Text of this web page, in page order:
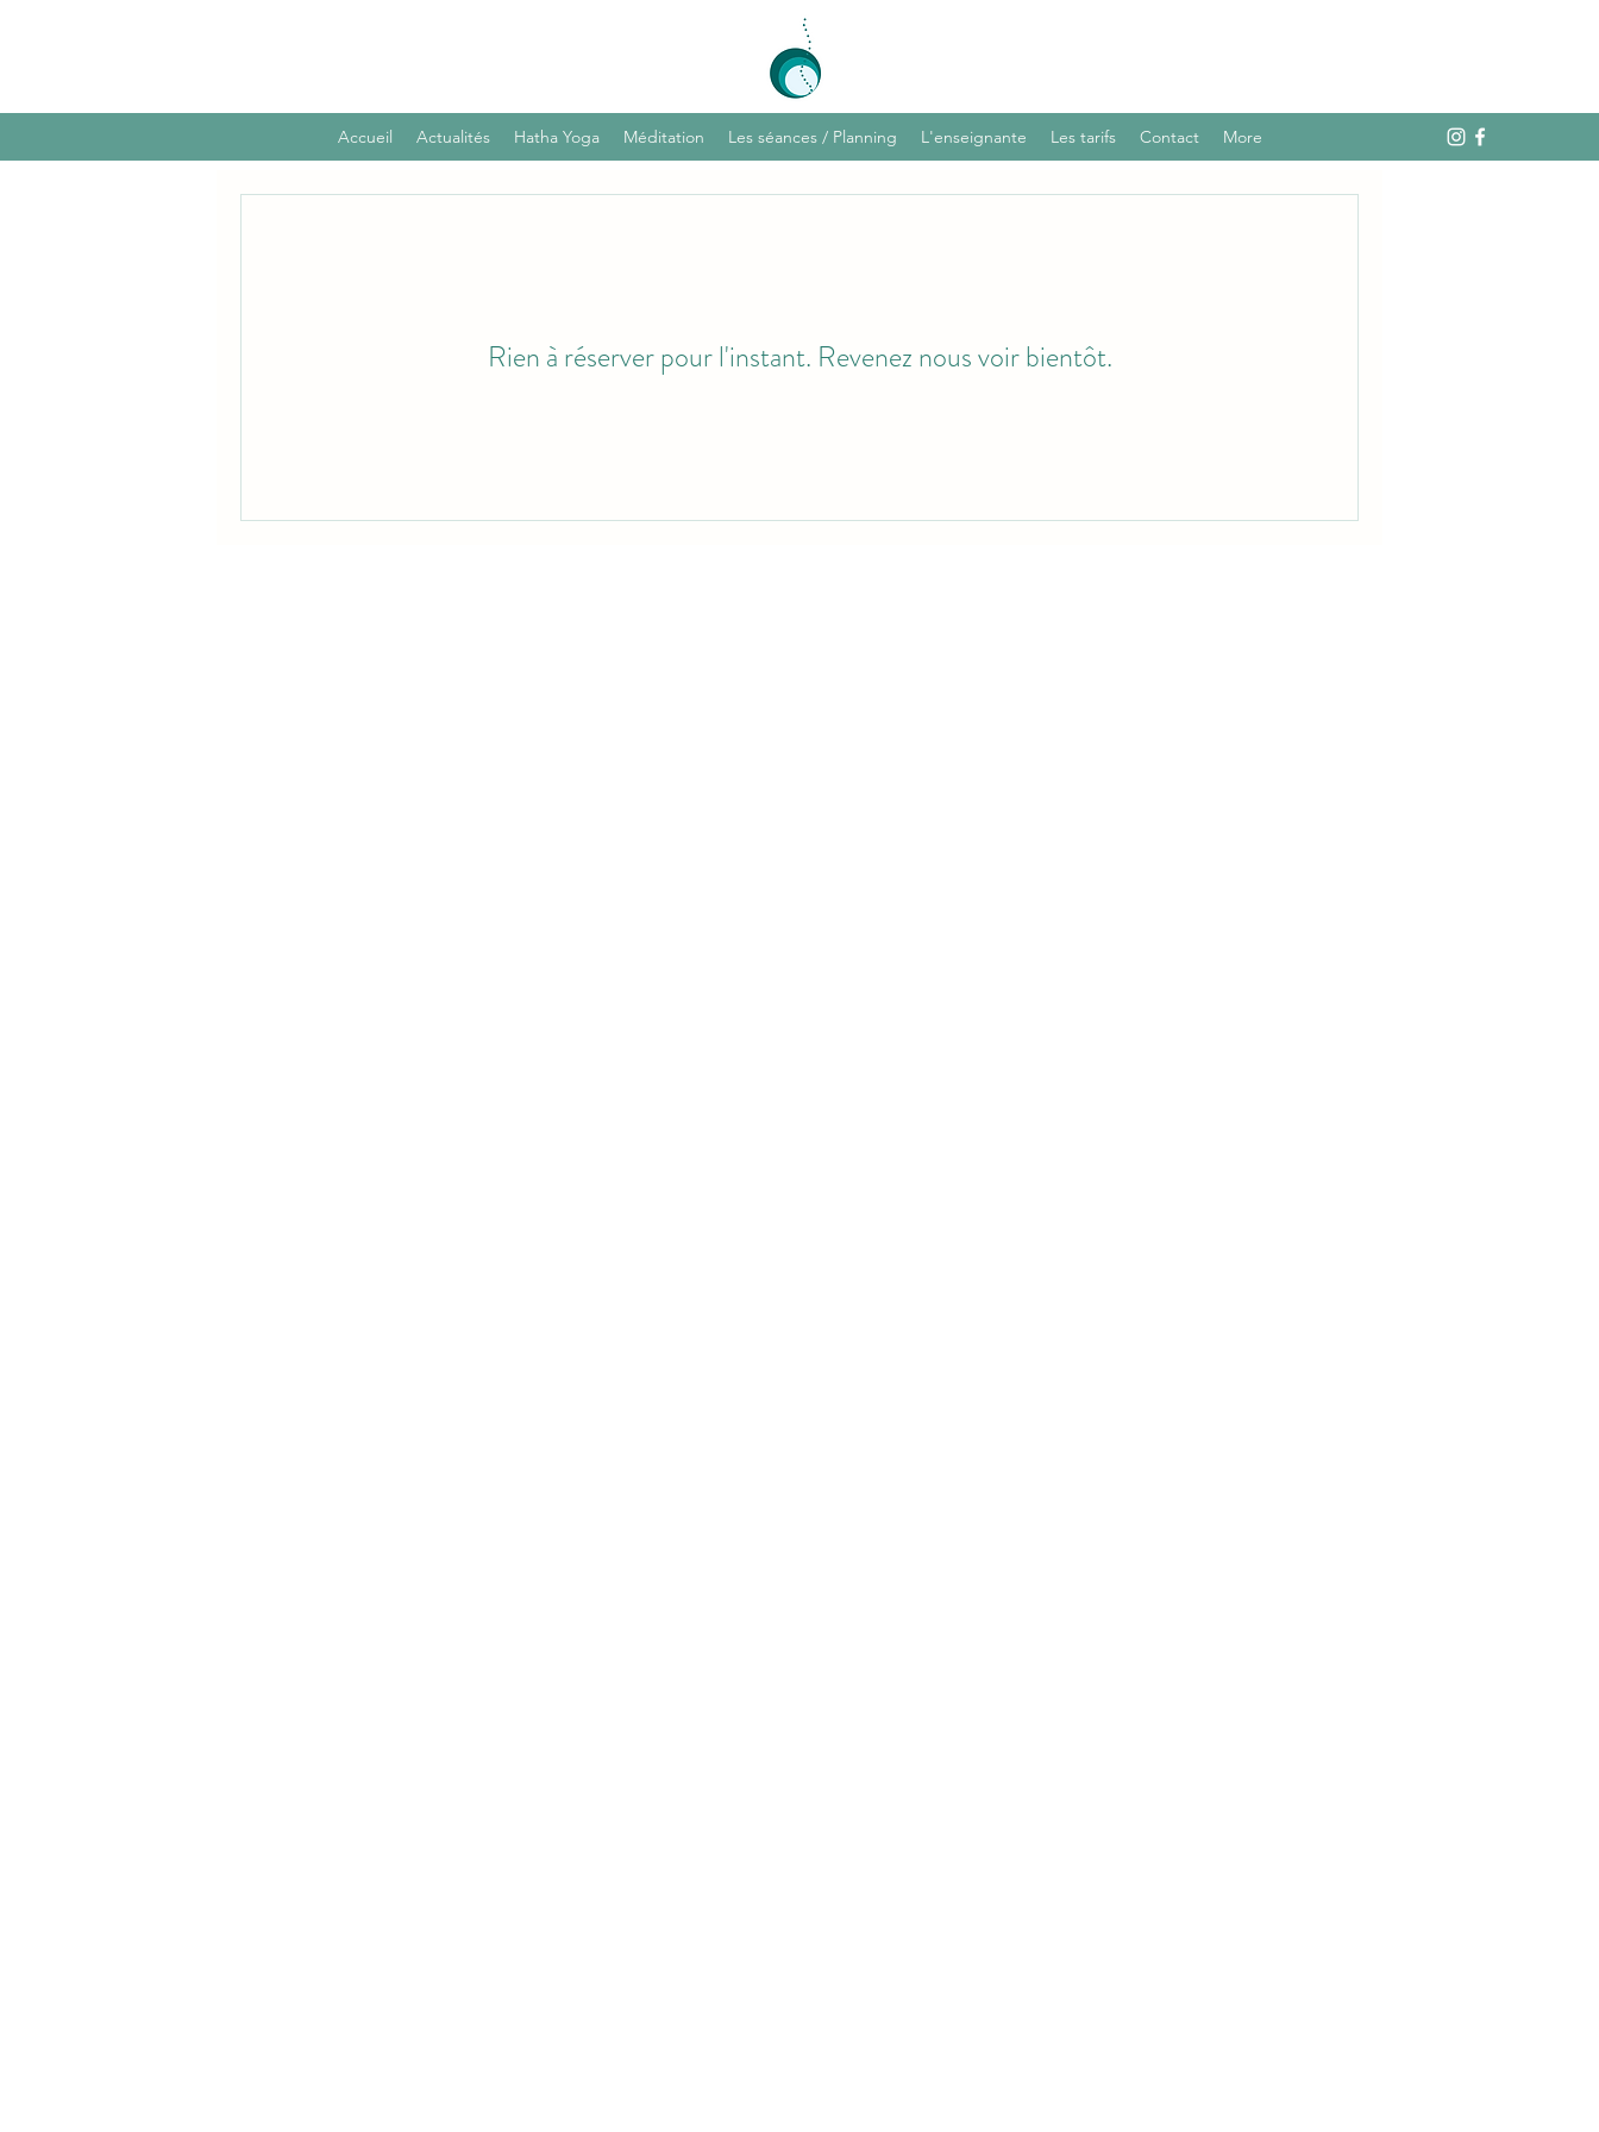
Accueil Actualités Hatha Yoga Méditation Les séances / Planning L'enseignante Les tarifs Contact More
Rien à réserver pour l'instant. Revenez nous voir bientôt.